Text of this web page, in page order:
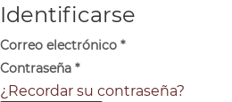
Identificarse
Correo electrónico *
Contraseña *
¿Recordar su contraseña?